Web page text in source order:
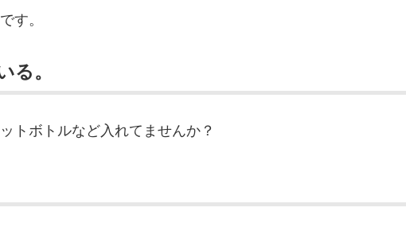
す。
る。
トボトルなど入れてませんか？